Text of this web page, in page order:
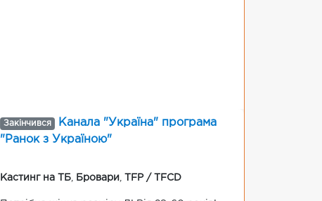
Закінчився
Канала "Україна" програма
"Ранок з Україною"
Кастинг на ТБ Бровари TFP / TFCD